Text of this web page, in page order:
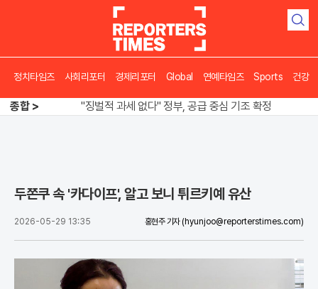
검
정치타임즈 사회리포터 경제리포터 Global 연예타임즈 Sports 건강
종합 >
오뚜기·비비고 면 전쟁, 폭염 특수에 매출 껑충
"징벌적 과세 없다" 정부, 공급 중심 기조 확정
폭염·가뭄 이중고, 이 대통령 "취약계층 끝까지 보호"
두쫀쿠 속 '카다이프', 알고 보니 튀르키예 유산
2026-05-29 13:35 홍현주 기자 (hyunjoo@reporterstimes.com)